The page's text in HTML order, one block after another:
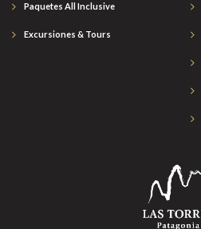
Paquetes All Inclusive
Excursiones & Tours